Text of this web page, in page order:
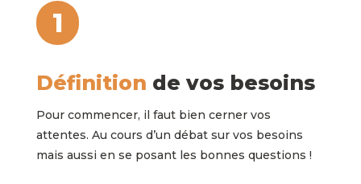
1
Définition de vos besoins
Pour commencer, il faut bien cerner vos
attentes. Au cours d’un débat sur vos besoins
mais aussi en se posant les bonnes questions !